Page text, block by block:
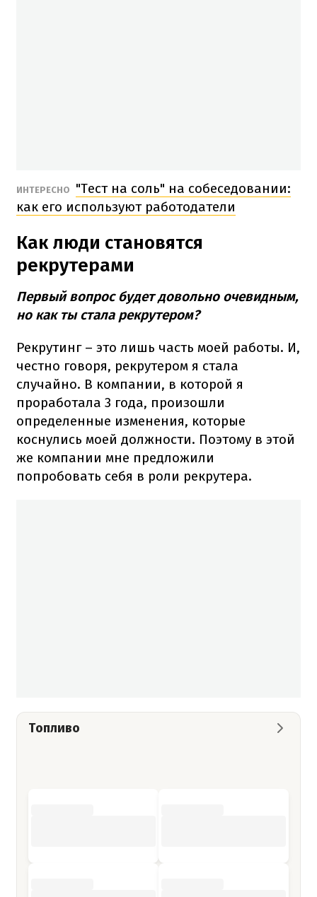
ИНТЕРЕСНО
"Тест на соль" на собеседовании:
как его используют работодатели
Как люди становятся
рекрутерами
Первый вопрос будет довольно очевидным,
но как ты стала рекрутером?
Рекрутинг – это лишь часть моей работы. И,
честно говоря, рекрутером я стала
случайно. В компании, в которой я
проработала 3 года, произошли
определенные изменения, которые
коснулись моей должности. Поэтому в этой
же компании мне предложили
попробовать себя в роли рекрутера.
Топливо